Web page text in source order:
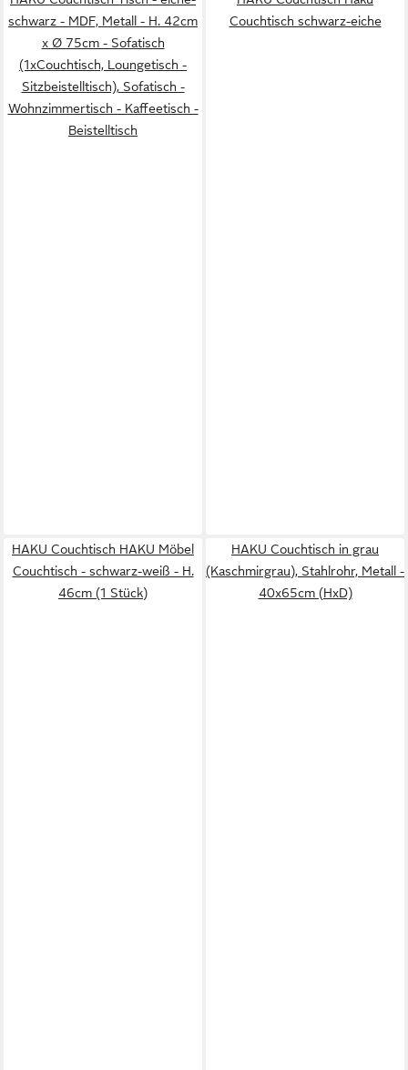
schwarz - MDF, Metall - H. 42cm
x Ø 75cm - Sofatisch
(1xCouchtisch, Loungetisch -
Sitzbeistelltisch), Sofatisch -
Wohnzimmertisch - Kaffeetisch -
Beistelltisch
Couchtisch schwarz-eiche
HAKU Couchtisch HAKU Möbel
Couchtisch - schwarz-weiß - H.
46cm (1 Stück)
HAKU Couchtisch in grau
(Kaschmirgrau), Stahlrohr, Metall -
40x65cm (HxD)